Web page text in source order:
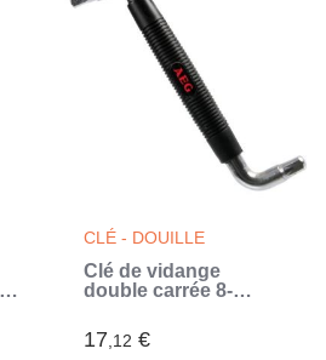
CLÉ - DOUILLE
Clé de vidange
double carrée 8-
Poignée
ergonomique
17,12 €